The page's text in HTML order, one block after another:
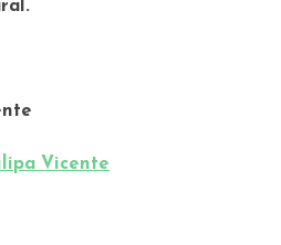
Vicente